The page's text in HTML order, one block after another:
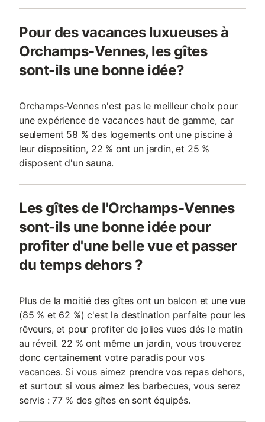
Pour des vacances luxueuses à
Orchamps-Vennes, les gîtes
sont-ils une bonne idée?
Orchamps-Vennes n'est pas le meilleur choix pour
une expérience de vacances haut de gamme, car
seulement 58 % des logements ont une piscine à
leur disposition, 22 % ont un jardin, et 25 %
disposent d'un sauna.
Les gîtes de l'Orchamps-Vennes
sont-ils une bonne idée pour
profiter d'une belle vue et passer
du temps dehors ?
Plus de la moitié des gîtes ont un balcon et une vue
(85 % et 62 %) c'est la destination parfaite pour les
rêveurs, et pour profiter de jolies vues dés le matin
au réveil. 22 % ont même un jardin, vous trouverez
donc certainement votre paradis pour vos
vacances. Si vous aimez prendre vos repas dehors,
et surtout si vous aimez les barbecues, vous serez
servis : 77 % des gîtes en sont équipés.